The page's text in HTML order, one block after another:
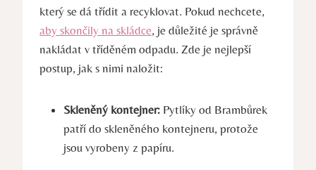
který se dá třídit a recyklovat. Pokud nechcete,
aby skončily na skládce, je důležité je správně
nakládat v tříděném odpadu. Zde je nejlepší
postup, jak s nimi naložit:
Skleněný kontejner: Pytlíky od Brambůrek
patří do skleněného kontejneru, protože
jsou vyrobeny z papíru.